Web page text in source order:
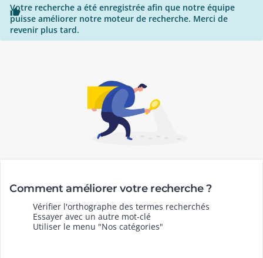

Votre recherche a été enregistrée afin que notre équipe
puisse améliorer notre moteur de recherche. Merci de
revenir plus tard.
Comment améliorer votre recherche ?
Vérifier l'orthographe des termes recherchés
Essayer avec un autre mot-clé
Utiliser le menu "Nos catégories"